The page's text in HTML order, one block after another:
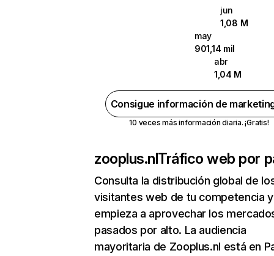
jun
1,08 M
may
901,14 mil
abr
1,04 M
Consigue información de
10 veces más información diaria. ¡Gratis!
zooplus.nlTráfico web por
Consulta la distribución global de
visitantes web de tu competencia y
empieza a aprovechar los
pasados por alto. La audiencia
mayoritaria de Zooplus.nl está en